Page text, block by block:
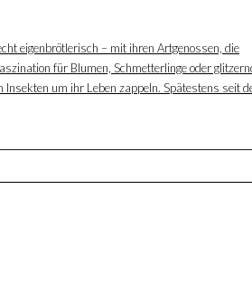
eigenbrötlerisch – mit ihren Artgenossen, die
für Blumen, Schmetterlinge oder
um ihr Leben zappeln. Spätestens seit